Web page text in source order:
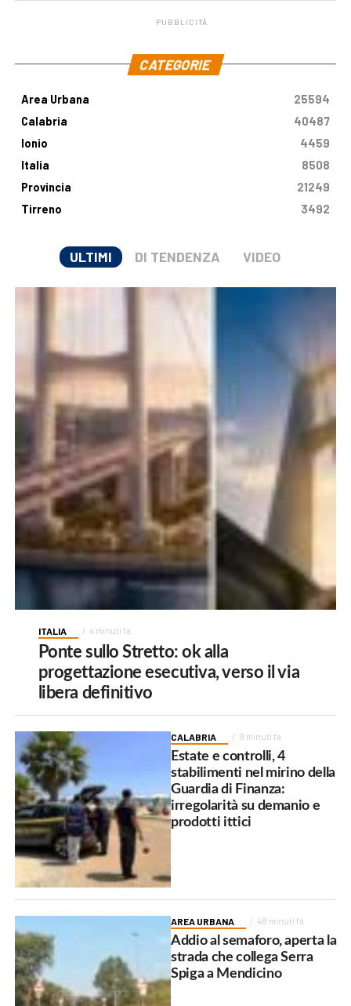
PUBBLICITÀ
CATEGORIE
Area Urbana
25594
Calabria
40487
Ionio
4459
Italia
8508
Provincia
21249
Tirreno
3492
ULTIMI DI TENDENZA VIDEO
ITALIA 4 minuti fa
Ponte sullo Stretto: ok alla
progettazione esecutiva, verso il via
libera definitivo
CALABRIA 9 minuti fa
Estate e controlli, 4
stabilimenti nel mirino della
Guardia di Finanza:
irregolarità su demanio e
prodotti ittici
AREA URBANA 48 minuti fa
Addio al semaforo, aperta la
strada che collega Serra
Spiga a Mendicino